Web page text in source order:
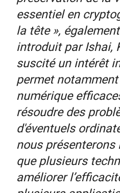
essentiel en
la tête »,
introduit par Ishai,
suscité un intérêt
permet
numérique
résoudre des
d'éventuels
nous
que plusieurs
améliorer